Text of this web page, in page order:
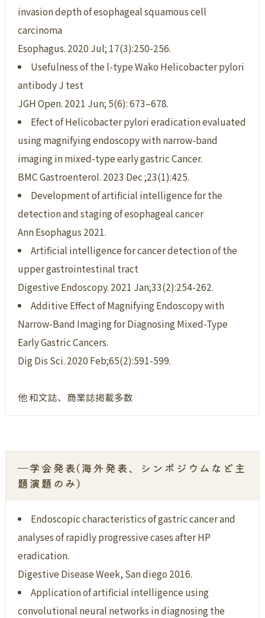
invasion depth of esophageal squamous cell
carcinoma
Esophagus. 2020 Jul; 17(3):250-256.
Usefulness of the l-type Wako Helicobacter pylori
antibody J test
JGH Open. 2021 Jun; 5(6): 673–678.
Efect of Helicobacter pylori eradication evaluated
using magnifying endoscopy with narrow-band
imaging in mixed-type early gastric Cancer.
BMC Gastroenterol. 2023 Dec ;23(1):425.
Development of artificial intelligence for the
detection and staging of esophageal cancer
Ann Esophagus 2021.
Artificial intelligence for cancer detection of the
upper gastrointestinal tract
Digestive Endoscopy. 2021 Jan;33(2):254-262.
Additive Effect of Magnifying Endoscopy with
Narrow-Band Imaging for Diagnosing Mixed-Type
Early Gastric Cancers.
Dig Dis Sci. 2020 Feb;65(2):591-599.
他 和文誌、商業誌掲載多数
―学会発表(海外発表、シンポジウムなど主
題演題のみ)
Endoscopic characteristics of gastric cancer and
analyses of rapidly progressive cases after HP
eradication.
Digestive Disease Week, San diego 2016.
Application of artificial intelligence using
convolutional neural networks in diagnosing the